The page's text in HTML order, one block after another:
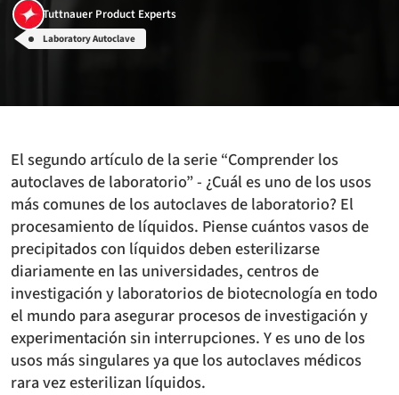
Tuttnauer Product Experts
Laboratory Autoclave
El segundo artículo de la serie “Comprender los
autoclaves de laboratorio” - ¿Cuál es uno de los usos
más comunes de los autoclaves de laboratorio? El
procesamiento de líquidos. Piense cuántos vasos de
precipitados con líquidos deben esterilizarse
diariamente en las universidades, centros de
investigación y laboratorios de biotecnología en todo
el mundo para asegurar procesos de investigación y
experimentación sin interrupciones. Y es uno de los
usos más singulares ya que los autoclaves médicos
rara vez esterilizan líquidos.